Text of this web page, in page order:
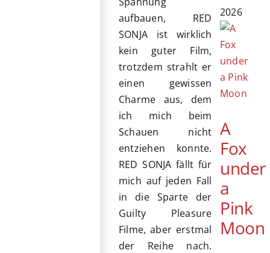
aufbauen, RED
SONJA ist wirklich
kein guter Film,
trotzdem strahlt er
einen gewissen
Charme aus, dem
ich mich beim
Schauen nicht
entziehen konnte.
RED SONJA fällt für
mich auf jeden Fall
in die Sparte der
Guilty Pleasure
Filme, aber erstmal
der Reihe nach.
2026
A
Fox
under
a
Pink
Moon